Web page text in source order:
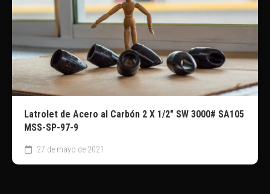
Latrolet de Acero al Carbón 2 X 1/2″ SW 3000# SA105
MSS-SP-97-9
27 de mayo de 2021